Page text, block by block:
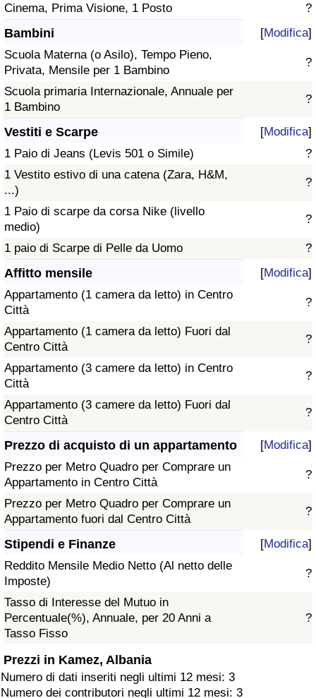
Cinema, Prima Visione, 1 Posto ?
Bambini [Modifica]
Scuola Materna (o Asilo), Tempo Pieno,
Privata, Mensile per 1 Bambino
?
Scuola primaria Internazionale, Annuale per
1 Bambino
?
Vestiti e Scarpe [Modifica]
1 Paio di Jeans (Levis 501 o Simile)
?
1 Vestito estivo di una catena (Zara, H&M,
...)
?
1 Paio di scarpe da corsa Nike (livello
medio)
?
1 paio di Scarpe di Pelle da Uomo ?
Affitto mensile [Modifica]
Appartamento (1 camera da letto) in Centro
Città
?
Appartamento (1 camera da letto) Fuori dal
Centro Città
?
Appartamento (3 camere da letto) in Centro
Città
?
Appartamento (3 camere da letto) Fuori dal
Centro Città
?
Prezzo di acquisto di un appartamento [Modifica]
Prezzo per Metro Quadro per Comprare un
Appartamento in Centro Città
?
Prezzo per Metro Quadro per Comprare un
Appartamento fuori dal Centro Città
?
Stipendi e Finanze [Modifica]
Reddito Mensile Medio Netto (Al netto delle
Imposte)
?
Tasso di Interesse del Mutuo in
Percentuale(%), Annuale, per 20 Anni a
Tasso Fisso
?
Prezzi in Kamez, Albania
Numero di dati inseriti negli ultimi 12 mesi: 3
Numero dei contributori negli ultimi 12 mesi: 3